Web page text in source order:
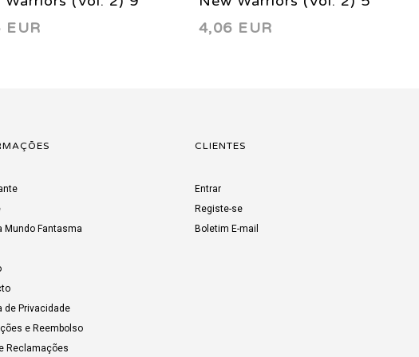
EUR
2000
4,06 EUR
Mundo Fantasma
de Privacidade
e Reembolso
Reclamações
CLIENTES
Entrar
Registe-se
Boletim E-mail